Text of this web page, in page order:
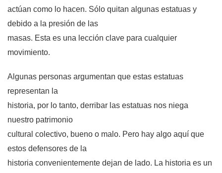
actúan como lo hacen. Sólo quitan algunas estatuas y
debido a la presión de las
masas. Esta es una lección clave para cualquier
movimiento.
Algunas personas argumentan que estas estatuas
representan la
historia, por lo tanto, derribar las estatuas nos niega
nuestro patrimonio
cultural colectivo, bueno o malo. Pero hay algo aquí que
estos defensores de la
historia convenientemente dejan de lado. La historia es un